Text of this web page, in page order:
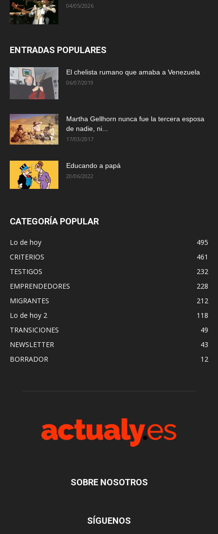
04/05/2026
ENTRADAS POPULARES
El chelista rumano que amaba a Venezuela
06/07/2019
Martha Gellhorn nunca fue la tercera esposa
de nadie, ni...
17/03/2017
Educando a papá
20/06/2022
CATEGORÍA POPULAR
Lo de hoy
495
CRITERIOS
461
TESTIGOS
232
EMPRENDEDORES
228
MIGRANTES
212
Lo de hoy 2
118
TRANSICIONES
49
NEWSLETTER
43
BORRADOR
12
SOBRE NOSOTROS
SÍGUENOS